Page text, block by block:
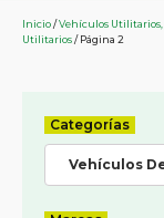
Inicio/Vehículos Utilitarios,
Utilitarios/ Página 2
Categorías
Vehículos